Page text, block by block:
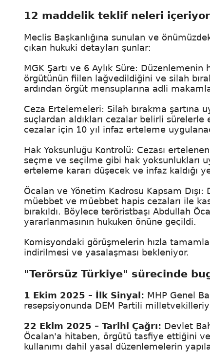
12 maddelik teklif neleri
Meclis Başkanlığına sunulan ve
çıkan hukuki detayları şunlar:
MGK Şartı ve 6 Aylık Süre:
örgütünün fiilen lağvedildiğini ve silah
ardından örgüt mensuplarına adli
Ceza Ertelemeleri: Silah bırakma şartına
suçlardan aldıkları cezalar belirli sürelerle
cezalar için 10 yıl infaz erteleme
Hak Yoksunluğu Kontrolü: Cezası
seçme ve seçilme gibi hak yoksunlukları
erteleme kararı düşecek ve infaz kaldığı
Öcalan ve Yönetim Kadrosu Kapsam
müebbet ve müebbet hapis cezaları ile
bırakıldı. Böylece teröristbaşı Abdullah
yararlanmasının hukuken önüne geçildi.
Komisyondaki görüşmelerin hızla
indirilmesi ve yasalaşması bekleniyor.
"Terörsüz Türkiye" sürecinde
1 Ekim 2025 – İlk Sinyal: MHP Genel
resepsiyonunda DEM Partili
22 Ekim 2025 – Tarihi Çağrı: Devlet
Öcalan'a hitaben, örgütü tasfiye ettiğini ve
kullanımı dahil yasal düzenlemelerin